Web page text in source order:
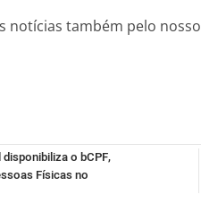
notícias também pelo nosso
disponibiliza o bCPF,
Físicas no